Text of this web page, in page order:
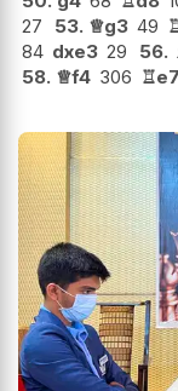
27
53. ♕g3 49
84 dxe3 29 56.
58. ♕f4 306 ♖e7